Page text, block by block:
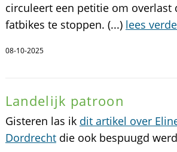
circuleert een petitie om overlast
fatbikes te stoppen. (...) lees
08-10-2025
Landelijk patroon
Gisteren las ik dit artikel over
Dordrechtdie ook bespuugd